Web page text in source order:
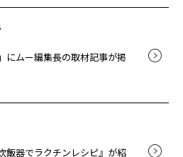
にムー編集長の取材記事が掲
飯器でラクチンレシピ』が紹